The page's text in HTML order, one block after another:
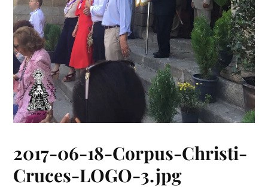
2017-06-18-Corpus-Christi-
Cruces-LOGO-3.jpg